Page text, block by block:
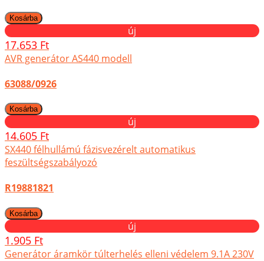
új
17.653 Ft
AVR generátor AS440 modell
63088/0926
új
14.605 Ft
SX440 félhullámú fázisvezérelt automatikus
feszültségszabályozó
R19881821
új
1.905 Ft
Generátor áramkör túlterhelés elleni védelem 9.1A 230V